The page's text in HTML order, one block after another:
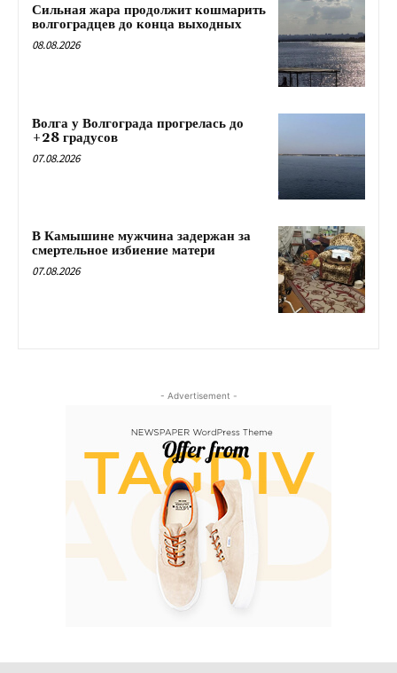
Сильная жара продолжит кошмарить
волгоградцев до конца выходных
08.08.2026
Волга у Волгограда прогрелась до
+28 градусов
07.08.2026
В Камышине мужчина задержан за
смертельное избиение матери
07.08.2026
- Advertisement -